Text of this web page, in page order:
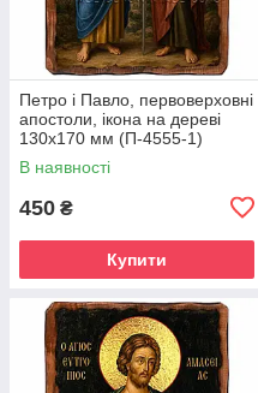
Петро і Павло, первоверховні
апостоли, ікона на дереві
130х170 мм (П-4555-1)
В наявності
450 ₴
Купити